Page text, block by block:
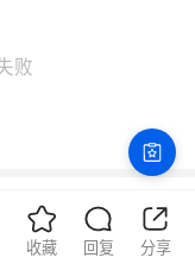
败
收藏 回复 分享